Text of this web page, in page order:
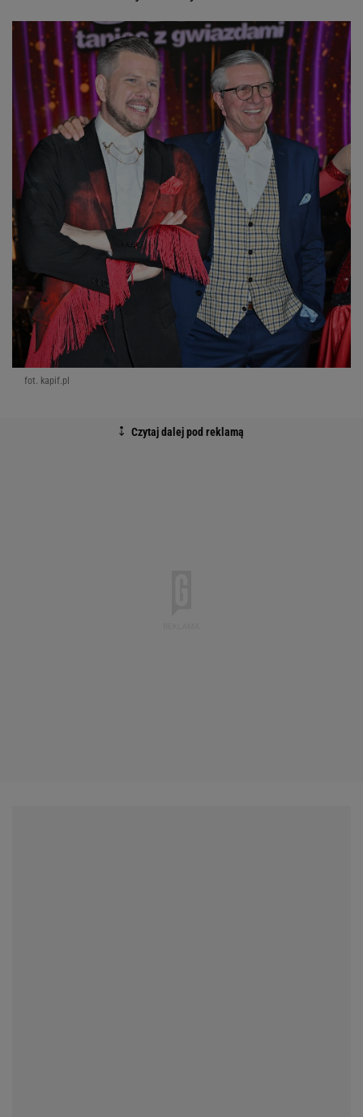
fot. kapif.pl